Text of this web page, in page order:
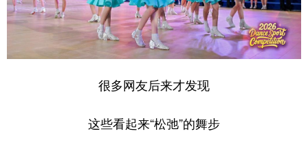
很多网友后来才发现
这些看起来“松弛”的舞步